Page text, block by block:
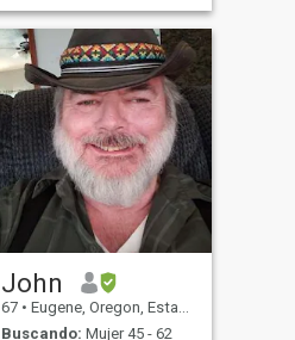
John
67 • Eugene, Oregon, Estados Unidos
Buscando: Mujer 45 - 62